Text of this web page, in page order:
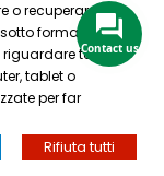
di
CERCA
o recuperare
forma di
te, le tue
tablet o
per far
Rifiuta tutti
Contact us